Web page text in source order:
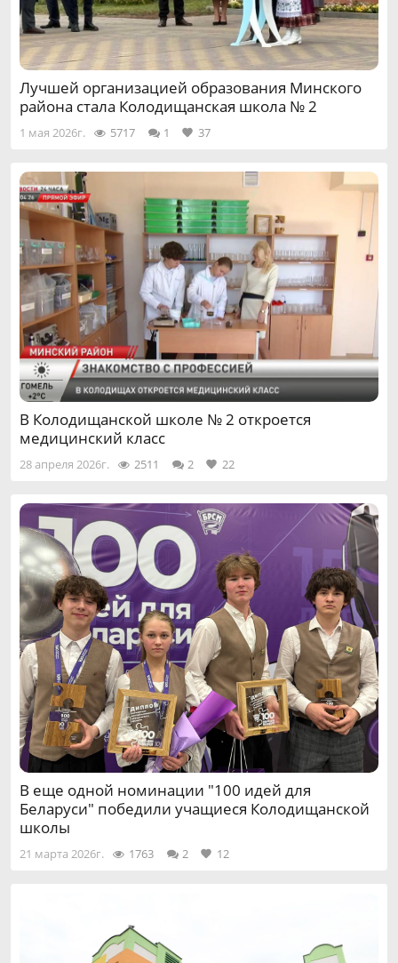
Лучшей организацией образования Минского
района стала Колодищанская школа № 2
1 мая 2026г. 5717 1 37
В Колодищанской школе № 2 откроется
медицинский класс
28 апреля 2026г. 2511 2 22
В еще одной номинации "100 идей для
Беларуси" победили учащиеся Колодищанской
школы
21 марта 2026г. 1763 2 12